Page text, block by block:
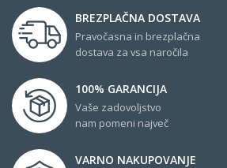
BREZPLAČNA DOSTAVA
Pravočasna in brezplačna
dostava za vsa naročila
100% GARANCIJA
Vaše zadovoljstvo
nam pomeni največ
VARNO NAKUPOVANJE